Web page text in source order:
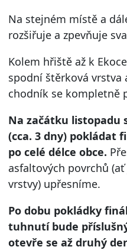
Na stejném místě a
rozšiřuje a zpevňuje
Kolem hřiště až k
spodní štěrková vrstva
chodník se kompletně
Na začátku listopadu
(cca. 3 dny) pokládat
po celé délce obce.
asfaltových povrchů
vrstvy) upřesníme.
Po dobu pokládky
tuhnutí bude
otevře se až druhý